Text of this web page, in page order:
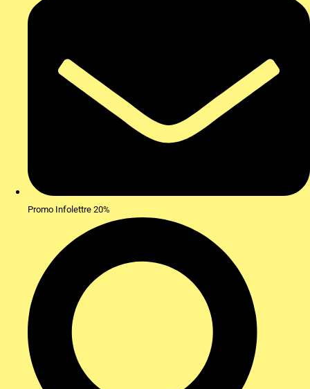
Promo Infolettre 20%